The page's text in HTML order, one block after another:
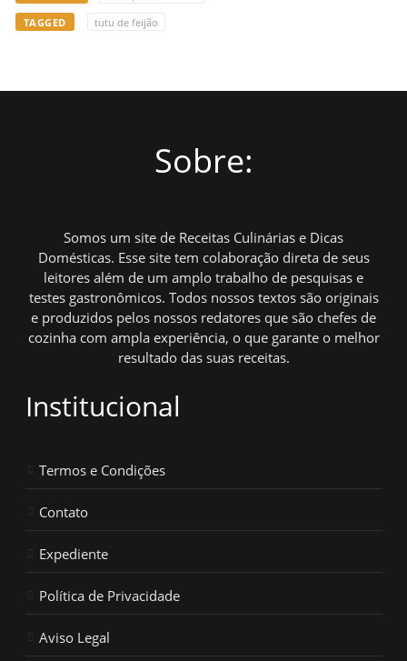
TAGGED tutu de feijão
Sobre:
Somos um site de Receitas Culinárias e Dicas
Domésticas. Esse site tem colaboração direta de seus
leitores além de um amplo trabalho de pesquisas e
testes gastronômicos. Todos nossos textos são originais
e produzidos pelos nossos redatores que são chefes de
cozinha com ampla experiência, o que garante o melhor
resultado das suas receitas.
Institucional
Termos e Condições
Contato
Expediente
Política de Privacidade
Aviso Legal